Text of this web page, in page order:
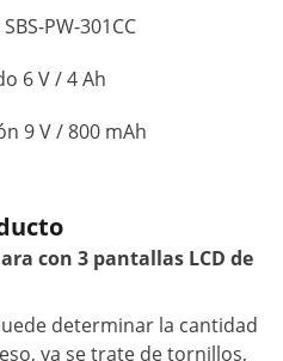
PW-301CC
6 V / 4 Ah
9 V / 800 mAh
con 3 pantallas LCD de
determinar la cantidad
ya se trate de tornillos,